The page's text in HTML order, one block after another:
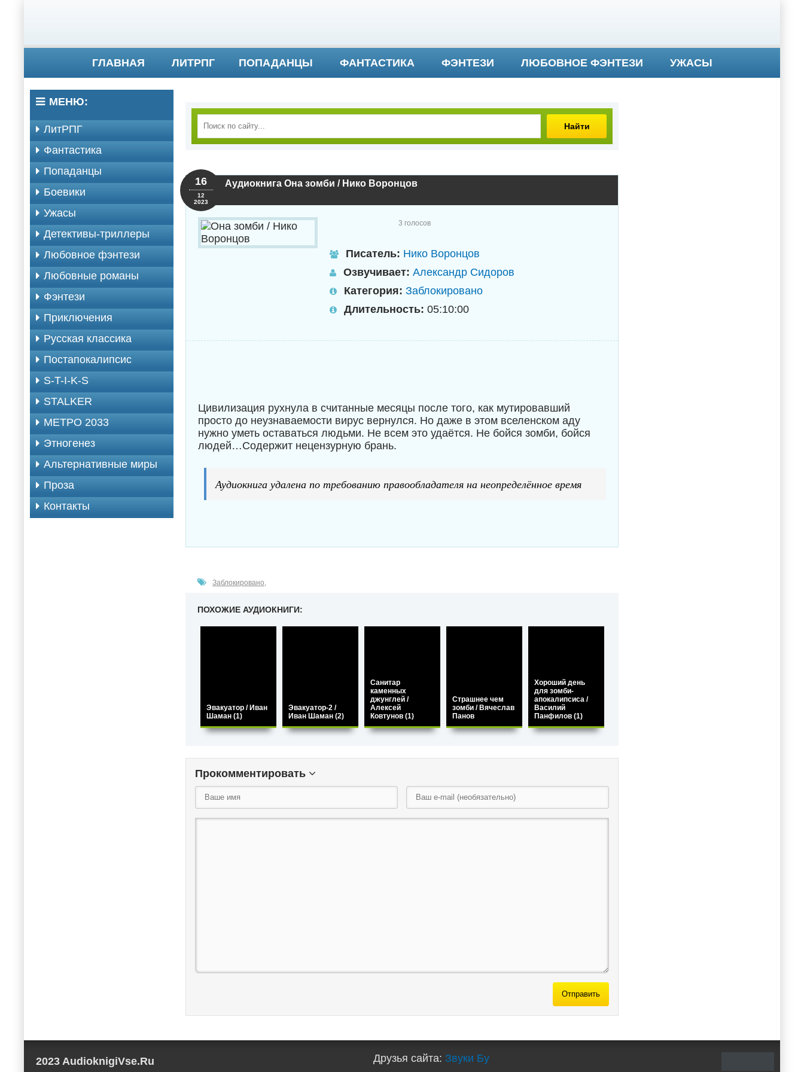
ГЛАВНАЯ ЛИТРПГ ПОПАДАНЦЫ ФАНТАСТИКА ФЭНТЕЗИ ЛЮБОВНОЕ ФЭНТЕЗИ УЖАСЫ
Найти
Аудиокнига Она зомби / Нико Воронцов
16
12
2023
3 голосов
Писатель: Нико Воронцов
Озвучивает: Александр Сидоров
Категория: Заблокировано
Длительность: 05:10:00
Цивилизация рухнула в считанные месяцы после того, как мутировавший
просто до неузнаваемости вирус вернулся. Но даже в этом вселенском аду
нужно уметь оставаться людьми. Не всем это удаётся. Не бойся зомби, бойся
людей…Содержит нецензурную брань.
Аудиокнига удалена по требованию правообладателя на неопределённое время
Заблокировано,
ПОХОЖИЕ АУДИОКНИГИ:
Эвакуатор / Иван
Шаман (1)
Эвакуатор-2 /
Иван Шаман (2)
Санитар
каменных
джунглей /
Алексей
Ковтунов (1)
Страшнее чем
зомби / Вячеслав
Панов
Хороший день
для зомби-
апокалипсиса /
Василий
Панфилов (1)
Прокомментировать
Отправить
МЕНЮ:
ЛитРПГ
Фантастика
Попаданцы
Боевики
Ужасы
Детективы-триллеры
Любовное фэнтези
Любовные романы
Фэнтези
Приключения
Русская классика
Постапокалипсис
S-T-I-K-S
STALKER
МЕТРО 2033
Этногенез
Альтернативные миры
Проза
Контакты
2023 AudioknigiVse.Ru Друзья сайта: Звуки Бу